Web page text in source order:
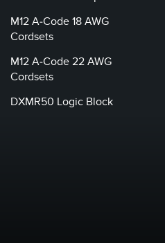
M12 A-Code 18 AWG
Cordsets
M12 A-Code 22 AWG
Cordsets
DXMR50 Logic Block